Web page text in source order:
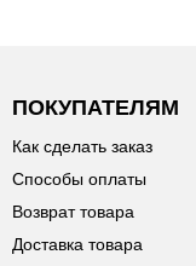
ПОКУПАТЕЛЯМ
Как сделать заказ
Способы оплаты
Возврат товара
Доставка товара